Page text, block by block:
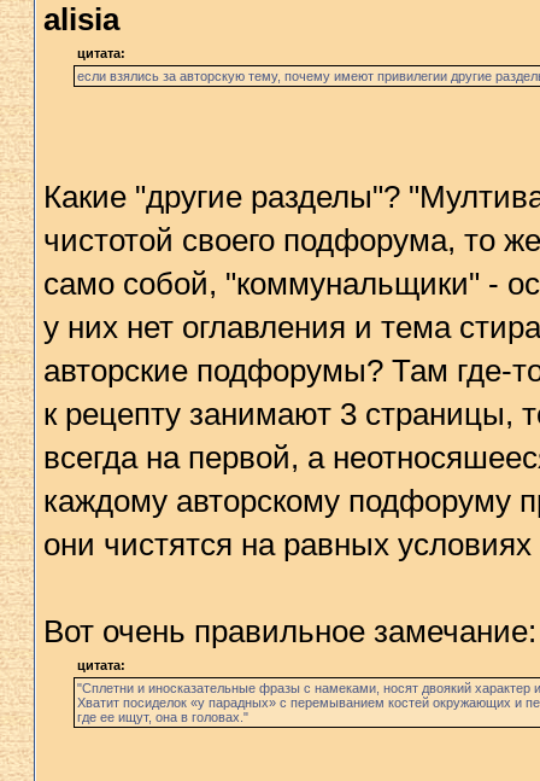
alisia
цитата:
если взялись за авторскую тему, почему имеют привилегии другие
Какие "другие разделы"?
чистотой своего подфорума, то
само собой, "коммунальщики" -
у них нет оглавления и тема
авторские подфорумы? Там где-
к рецепту занимают 3 страницы,
всегда на первой, а
каждому авторскому подфоруму
они чистятся на равных
Вот очень правильное замечание:
цитата:
"Сплетни и иносказательные фразы с намеками, носят двоякий характер
Хватит посиделок «у парадных» с перемыванием костей окружающих и
где ее ищут, oнa в головах."